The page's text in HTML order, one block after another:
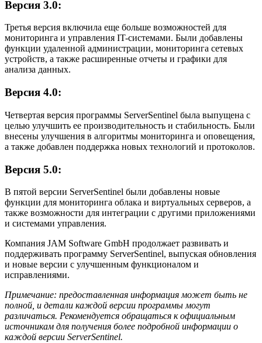
Версия 3.0:
Третья версия включила еще больше возможностей для
мониторинга и управления IT-системами. Были добавлены
функции удаленной администрации, мониторинга сетевых
устройств, а также расширенные отчеты и графики для
анализа данных.
Версия 4.0:
Четвертая версия программы ServerSentinel была выпущена с
целью улучшить ее производительность и стабильность. Были
внесены улучшения в алгоритмы мониторинга и оповещения,
а также добавлен поддержка новых технологий и протоколов.
Версия 5.0:
В пятой версии ServerSentinel были добавлены новые
функции для мониторинга облака и виртуальных серверов, а
также возможности для интеграции с другими приложениями
и системами управления.
Компания JAM Software GmbH продолжает развивать и
поддерживать программу ServerSentinel, выпуская обновления
и новые версии с улучшенным функционалом и
исправлениями.
Примечание: предоставленная информация может быть не
полной, и детали каждой версии программы могут
различаться. Рекомендуется обращаться к официальным
источникам для получения более подробной информации о
каждой версии ServerSentinel.